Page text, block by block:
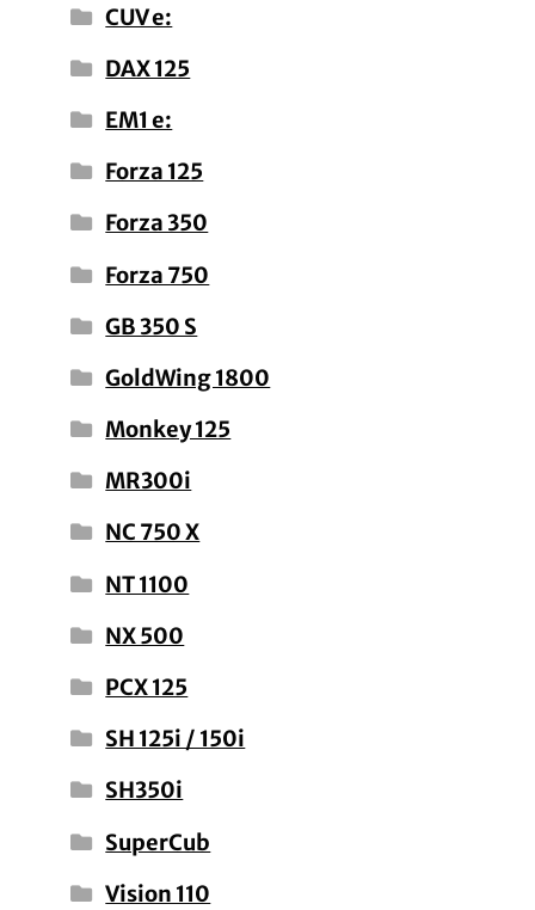
CUV e:
DAX 125
EM1 e:
Forza 125
Forza 350
Forza 750
GB 350 S
GoldWing 1800
Monkey 125
MR300i
NC 750 X
NT 1100
NX 500
PCX 125
SH 125i / 150i
SH350i
SuperCub
Vision 110